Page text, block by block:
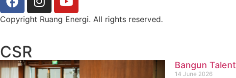
Copyright Ruang Energi. All rights reserved.
CSR
Bangun
14 June 2026